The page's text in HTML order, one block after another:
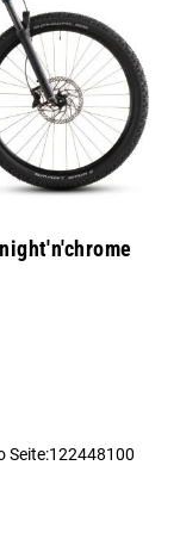
Seite:122448100